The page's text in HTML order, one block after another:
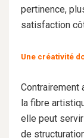
pertinence,
satisfaction
Une créativité
Contrairement
la fibre
elle peut servir
de